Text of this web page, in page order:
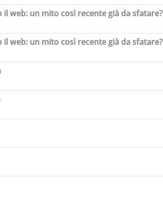
web: un mito così recente già da sfatare?
web: un mito così recente già da sfatare?